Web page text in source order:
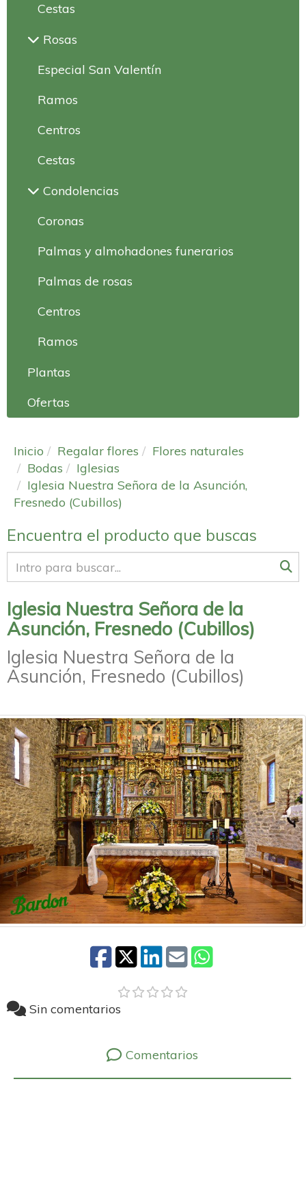
Cestas
Rosas
Especial San Valentín
Ramos
Centros
Cestas
Condolencias
Coronas
Palmas y almohadones funerarios
Palmas de rosas
Centros
Ramos
Plantas
Ofertas
Inicio Regalar flores
Flores naturales
Bodas
Iglesias
Iglesia Nuestra Señora de la Asunción,
Fresnedo (Cubillos)
Encuentra el producto que buscas
Iglesia Nuestra Señora de la
Asunción, Fresnedo (Cubillos)
Iglesia Nuestra Señora de la
Asunción, Fresnedo (Cubillos)
Sin comentarios
Comentarios